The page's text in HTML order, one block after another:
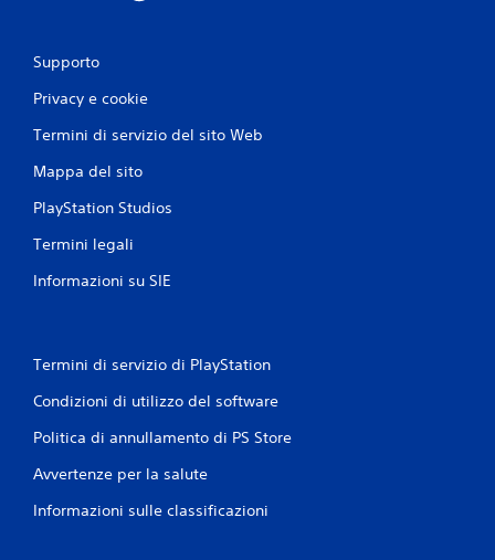
Supporto
Privacy e cookie
Termini di servizio del sito Web
Mappa del sito
PlayStation Studios
Termini legali
Informazioni su SIE
Termini di servizio di PlayStation
Condizioni di utilizzo del software
Politica di annullamento di PS Store
Avvertenze per la salute
Informazioni sulle classificazioni